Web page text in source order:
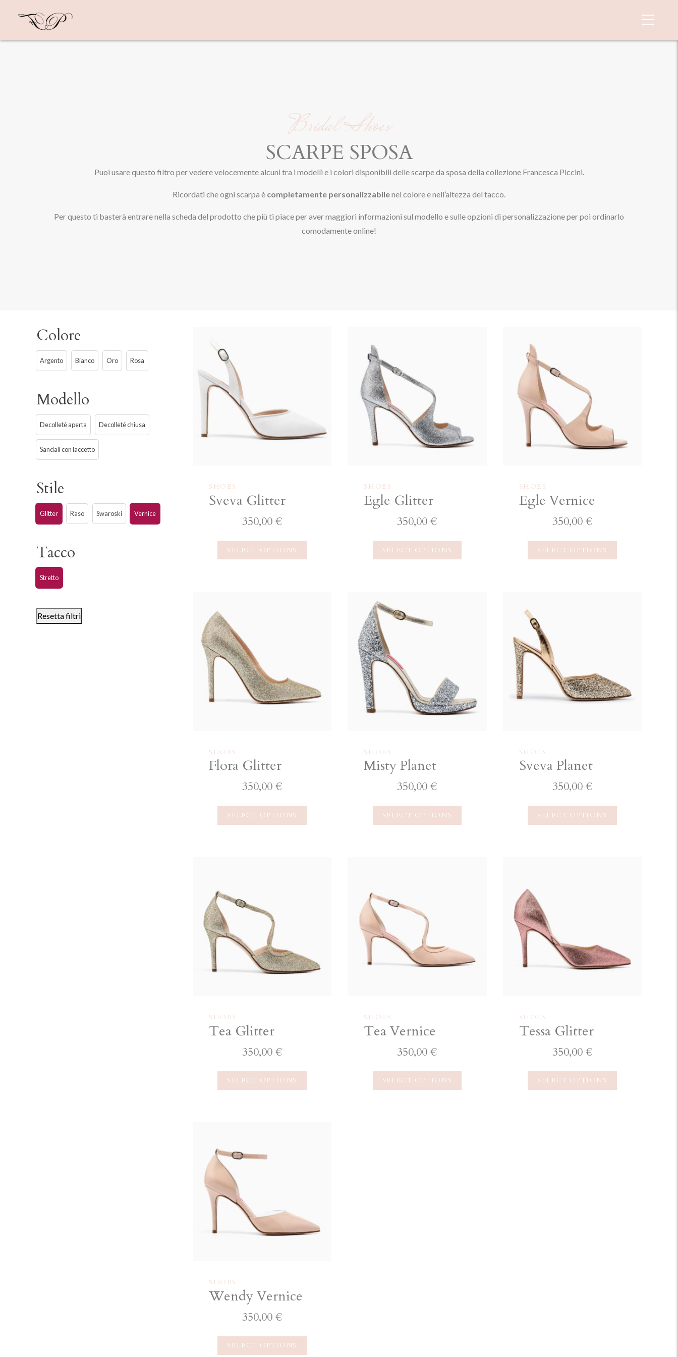
Bridal Shoes
SCARPE SPOSA
Puoi usare questo filtro per vedere velocemente alcuni tra i modelli e i colori disponibili delle scarpe da sposa della collezione Francesca Piccini.
Ricordati che ogni scarpa è completamente personalizzabilenel colore e nell’altezza del tacco.
Per questo ti basterà entrare nella scheda del prodotto che più ti piace per aver maggiori informazioni sul modello e sulle opzioni di personalizzazione per poi ordinarlo
comodamente online!
Colore
Argento Bianco Oro Rosa
Modello
Decolleté aperta Decolleté chiusa
Sandali con laccetto
Stile
Glitter Raso Swaroski Vernice
Tacco
Stretto
Resetta filtri
SHOES
Sveva Glitter
350,00€
SELECT OPTIONS
SHOES
Egle Glitter
350,00€
SELECT OPTIONS
SHOES
Egle Vernice
350,00 €
SELECT OPTIONS
SHOES
Flora Glitter
350,00€
SELECT OPTIONS
SHOES
Misty Planet
350,00€
SELECT OPTIONS
SHOES
Sveva Planet
350,00 €
SELECT OPTIONS
SHOES
Tea Glitter
350,00€
SELECT OPTIONS
SHOES
Tea Vernice
350,00€
SELECT OPTIONS
SHOES
Tessa Glitter
350,00 €
SELECT OPTIONS
SHOES
Wendy Vernice
350,00€
SELECT OPTIONS